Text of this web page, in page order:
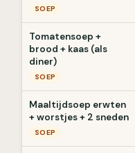
SOEP
Tomatensoep +
brood + kaas (als
diner)
SOEP
Maaltijdsoep erwten
+ worstjes + 2 sneden
SOEP